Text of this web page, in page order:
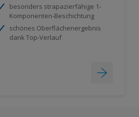
besonders strapazierfähige 1-
Komponenten-Beschichtung
schönes Oberflächenergebnis
dank Top-Verlauf